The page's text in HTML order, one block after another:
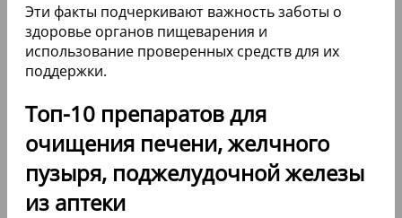
Эти факты подчеркивают важность заботы о
здоровье органов пищеварения и
использование проверенных средств для их
поддержки.
Топ-10 препаратов для
очищения печени, желчного
пузыря, поджелудочной железы
из аптеки